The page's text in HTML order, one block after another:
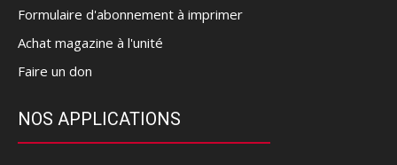
Formulaire d'abonnement à imprimer
Achat magazine à l'unité
Faire un don
NOS APPLICATIONS